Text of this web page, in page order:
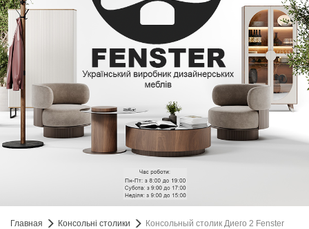
Главная Консольні столики Консольный столик Диего 2 Fenster